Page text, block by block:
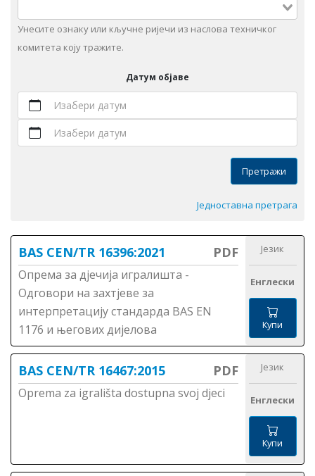
Унeситe ознаку или кључне ријечи из наслова техничког
комитета коју тражите.
Датум објаве
Изабери датум
Изабери датум
Претражи
Једноставна претрага
BAS CEN/TR 16396:2021 PDF
Опрема за дјечија игралишта -
Одговори на захтјеве за
интерпретацију стандарда BAS EN
1176 и његових дијелова
Језик
Енглески
Купи
BAS CEN/TR 16467:2015 PDF
Oprema za igrališta dostupna svoj djeci
Језик
Енглески
Купи